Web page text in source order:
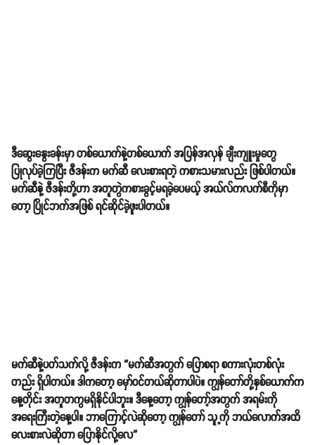
ဒီဆွေးနွေးခန်းမှာ တစ်ယောက်နဲ့တစ်ယောက် အပြန်အလှန် ချီးကျူးမှုတွေ
ပြုလုပ်ခဲ့ကြပြီး ဇီဒန်းက မက်ဆီ လေးစားရတဲ့ ကစားသမားလည်း ဖြစ်ပါတယ်။
မက်ဆီနဲ့ ဇီဒန်းတို့ဟာ အတူတွဲကစားခွင့်မရခဲ့ပေမယ့် အယ်လ်ကလက်စီကိုမှာ
တော့ ပြိုင်ဘက်အဖြစ် ရင်ဆိုင်ခဲ့ဖူးပါတယ်။
မက်ဆီနဲ့ပတ်သက်လို့ ဇီဒန်းက “မက်ဆီအတွက် ပြောစရာ စကားလုံးတစ်လုံး
တည်း ရှိပါတယ်။ ဒါကတော့ မှော်ဝင်တယ်ဆိုတာပါပဲ။ ကျွန်တော်တို့နှစ်ယောက်က
နေ့တိုင်း အတူတကွ​မရှိနိုင်ပါဘူး။ ဒီနေ့တော့ ကျွန်တော့်အတွက် အရမ်းကို
အရေးကြီးတဲ့နေ့ပါ။ ဘာကြောင့်လဲဆိုတော့ ကျွန်တော် သူ့ကို ဘယ်လောက်အထိ
လေးစားလဲဆိုတာ ပြောနိုင်လို့လေ”